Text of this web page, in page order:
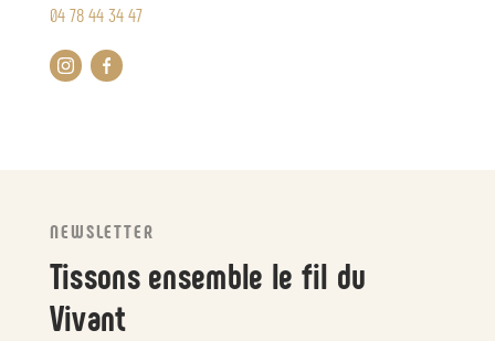
04 78 44 34 47
NEWSLETTER
Tissons ensemble le fil du
Vivant